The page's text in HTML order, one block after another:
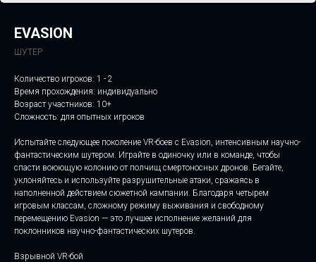
EVASION
ШУТЕР
Количество игроков: 1 - 2
Время прохождения: индивидуально
Возраст участников: 10+
Сложность: для опытных игроков
Испытайте следующее поколение VR-боев с Evasion, интенсивным научно-
фантастическим шутером. Играйте в одиночку или в команде, чтобы
спасти воюющую колонию от полчищ смертоносных дронов. Бегайте,
уклоняйтесь и используйте разрушительные атаки, сражаясь в
наполненной действием сюжетной кампании. Благодаря четырем
игровым классам, сложному режиму выживания и свободному
перемещению Evasion — это лучшее исполнение желаний для
поклонников научно-фантастических шутеров.
Взрывной VR-бой